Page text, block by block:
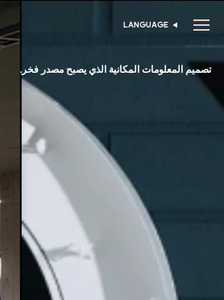
اختر اللغة
LANGUAGE
تصميم المعلومات المكانية الذي يصبح مصدر فخر.